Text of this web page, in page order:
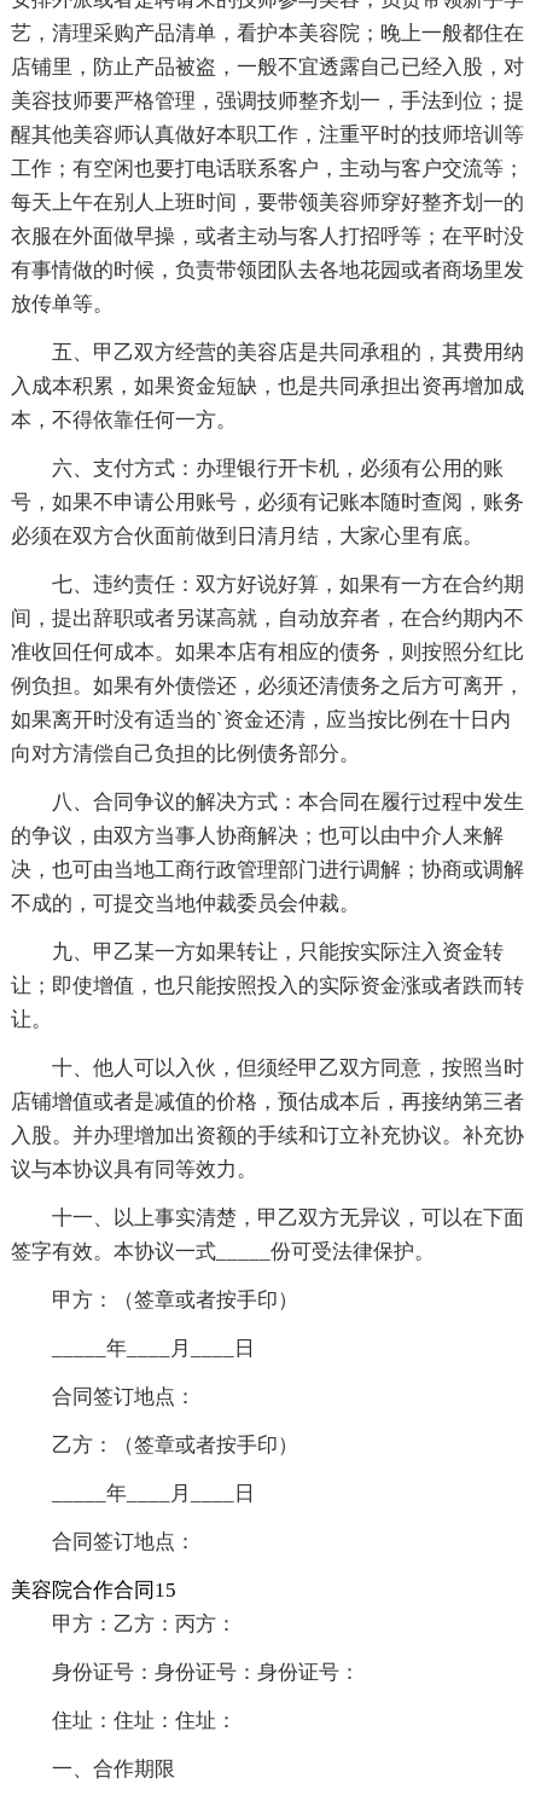
艺，清理采购产品清单，看护本美容院；晚上一般都住在
店铺里，防止产品被盗，一般不宜透露自己已经入股，对
美容技师要严格管理，强调技师整齐划一，手法到位；提
醒其他美容师认真做好本职工作，注重平时的技师培训等
工作；有空闲也要打电话联系客户，主动与客户交流等；
每天上午在别人上班时间，要带领美容师穿好整齐划一的
衣服在外面做早操，或者主动与客人打招呼等；在平时没
有事情做的时候，负责带领团队去各地花园或者商场里发
放传单等。
五、甲乙双方经营的美容店是共同承租的，其费用纳
入成本积累，如果资金短缺，也是共同承担出资再增加成
本，不得依靠任何一方。
六、支付方式：办理银行开卡机，必须有公用的账
号，如果不申请公用账号，必须有记账本随时查阅，账务
必须在双方合伙面前做到日清月结，大家心里有底。
七、违约责任：双方好说好算，如果有一方在合约期
间，提出辞职或者另谋高就，自动放弃者，在合约期内不
准收回任何成本。如果本店有相应的债务，则按照分红比
例负担。如果有外债偿还，必须还清债务之后方可离开，
如果离开时没有适当的`资金还清，应当按比例在十日内
向对方清偿自己负担的比例债务部分。
八、合同争议的解决方式：本合同在履行过程中发生
的争议，由双方当事人协商解决；也可以由中介人来解
决，也可由当地工商行政管理部门进行调解；协商或调解
不成的，可提交当地仲裁委员会仲裁。
九、甲乙某一方如果转让，只能按实际注入资金转
让；即使增值，也只能按照投入的实际资金涨或者跌而转
让。
十、他人可以入伙，但须经甲乙双方同意，按照当时
店铺增值或者是减值的价格，预估成本后，再接纳第三者
入股。并办理增加出资额的手续和订立补充协议。补充协
议与本协议具有同等效力。
十一、以上事实清楚，甲乙双方无异议，可以在下面
签字有效。本协议一式_____份可受法律保护。
甲方：（签章或者按手印）
_____年____月____日
合同签订地点：
乙方：（签章或者按手印）
_____年____月____日
合同签订地点：
美容院合作合同15
甲方：乙方：丙方：
身份证号：身份证号：身份证号：
住址：住址：住址：
一、合作期限